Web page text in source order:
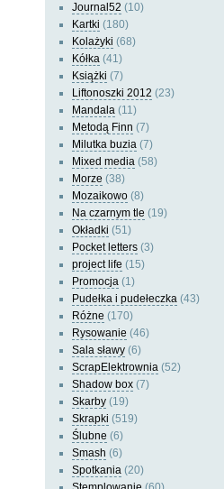
Journal52 (10)
Kartki (180)
Kolażyki (68)
Kółka (41)
Książki (7)
Liftonoszki 2012 (23)
Mandala (11)
Metodą Finn (7)
Milutka buzia (7)
Mixed media (58)
Morze (38)
Mozaikowo (8)
Na czarnym tle (19)
Okładki (51)
Pocket letters (3)
project life (15)
Promocja (1)
Pudełka i pudełeczka (43)
Różne (170)
Rysowanie (46)
Sala sławy (6)
ScrapElektrownia (52)
Shadow box (7)
Skarby (19)
Skrapki (519)
Ślubne (6)
Smash (6)
Spotkania (20)